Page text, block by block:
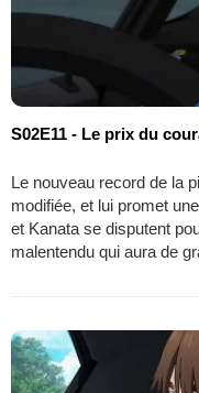
S02E11 - Le prix du
Le nouveau record de la
modifiée, et lui promet
et Kanata se disputent
malentendu qui aura de